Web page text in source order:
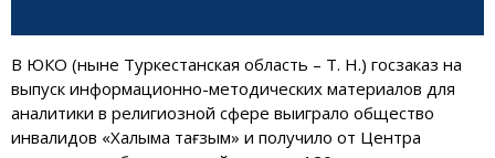
В ЮКО (ныне Туркестанская область – Т. Н.) госзаказ на
выпуск информационно-методических материалов для
аналитики в религиозной сфере выиграло общество
инвалидов «Халқыма тағзым» и получило от Центра